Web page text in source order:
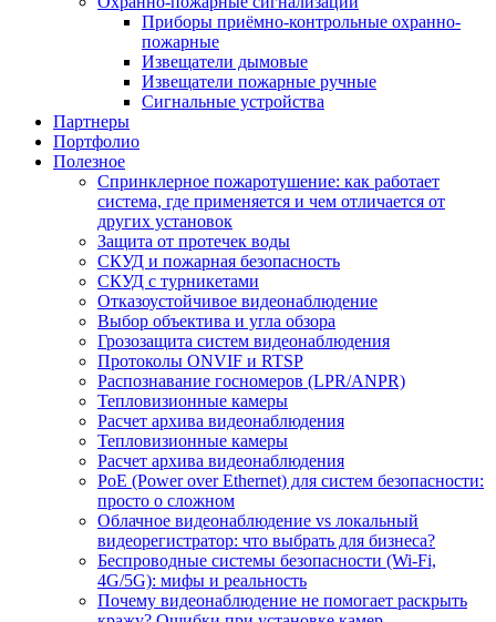
Приборы приёмно-контрольные охранно-
пожарные
Извещатели дымовые
Извещатели пожарные ручные
Сигнальные устройства
Партнеры
Портфолио
Полезное
Спринклерное пожаротушение: как работает
система, где применяется и чем отличается от
других установок
Защита от протечек воды
СКУД и пожарная безопасность
СКУД с турникетами
Отказоустойчивое видеонаблюдение
Выбор объектива и угла обзора
Грозозащита систем видеонаблюдения
Протоколы ONVIF и RTSP
Распознавание госномеров (LPR/ANPR)
Тепловизионные камеры
Расчет архива видеонаблюдения
Тепловизионные камеры
Расчет архива видеонаблюдения
PoE (Power over Ethernet) для систем безопасности:
просто о сложном
Облачное видеонаблюдение vs локальный
видеорегистратор: что выбрать для бизнеса?
Беспроводные системы безопасности (Wi-Fi,
4G/5G): мифы и реальность
Почему видеонаблюдение не помогает раскрыть